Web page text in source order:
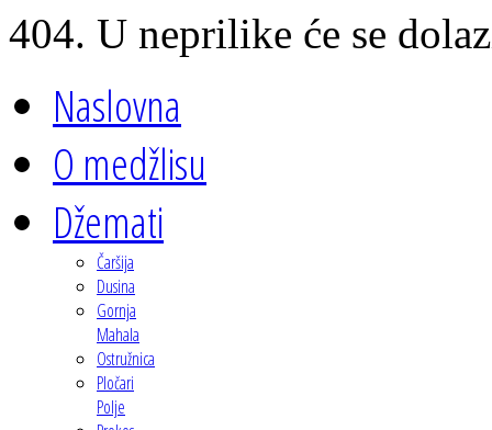
404. U neprilike će se
Naslovna
O medžlisu
Džemati
Čaršija
Dusina
Gornja
Mahala
Ostružnica
Pločari
Polje